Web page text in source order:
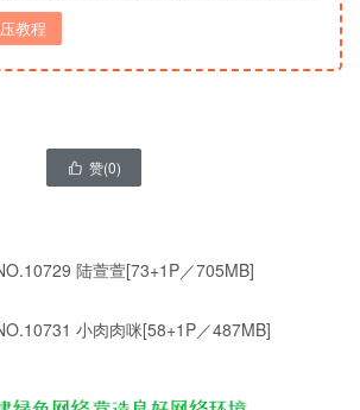
教程
 赞(0)
陆萱萱[73+1P／705MB]
小肉肉咪[58+1P／487MB]